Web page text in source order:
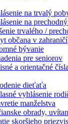
na trvalý
na
trvalého /
občana v zahraničí
bývanie
pre seniorov
a orientačné
dieťaťa
vyhlásenie
manželstva
obrady,
skoršieho